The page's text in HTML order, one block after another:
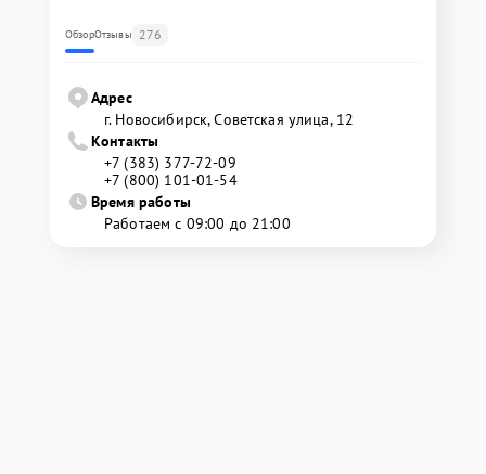
ОбзорОтзывы 276
Адрес
г. Новосибирск, Советская улица, 12
Контакты
+7 (383) 377-72-09
+7 (800) 101-01-54
Время работы
Работаем с 09:00 до 21:00